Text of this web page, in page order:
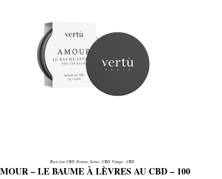
Bien-être CBD, Femme, Soins - CBD, Visage - CBD
– LE BAUME À LÈVRES AU CBD – 100